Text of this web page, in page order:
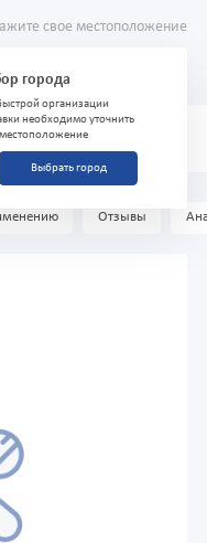
свое местоположение
города
организации
необходимо уточнить
Выбрать город
200 мл
Отзывы